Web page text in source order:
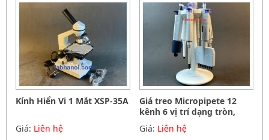
Kính Hiển Vi 1 Mắt XSP-35A
Giá: Liên hệ
Giá treo Micropipete 12
kênh 6 vị trí dạng tròn,
Hãng Phoenix instrument
Germany
Giá: Liên hệ